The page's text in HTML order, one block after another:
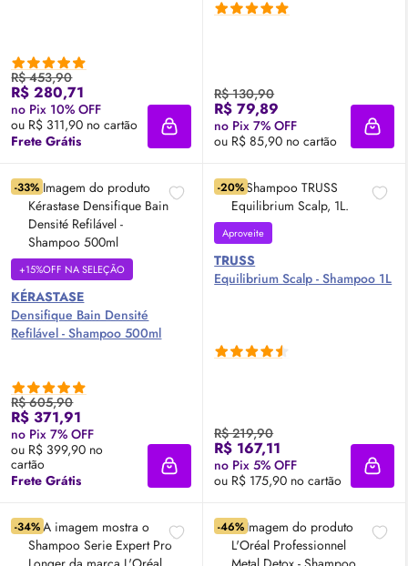
R$ 453,90
R$ 280,71
no Pix 10% OFF
ou R$ 311,90 no cartão
Frete Grátis
Adicionar à sacola
R$ 130,90
R$ 79,89
no Pix 7% OFF
ou R$ 85,90 no cartão
-33%
+15%OFF NA SELEÇÃO
KÉRASTASE
Densifique Bain Densité
Refilável - Shampoo 500ml
R$ 605,90
R$ 371,91
no Pix 7% OFF
ou R$ 399,90 no
cartão
Frete Grátis
Adicionar à sacola
-20%
Aproveite
TRUSS
Equilibrium Scalp - Shampoo 1L
R$ 219,90
R$ 167,11
no Pix 5% OFF
ou R$ 175,90 no cartão
-34% -46%